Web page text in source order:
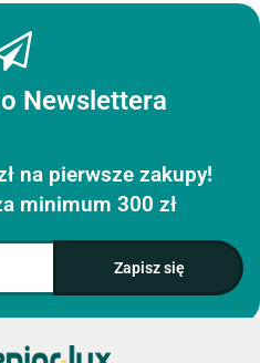
Newslettera
na pierwsze zakupy!
minimum 300 zł